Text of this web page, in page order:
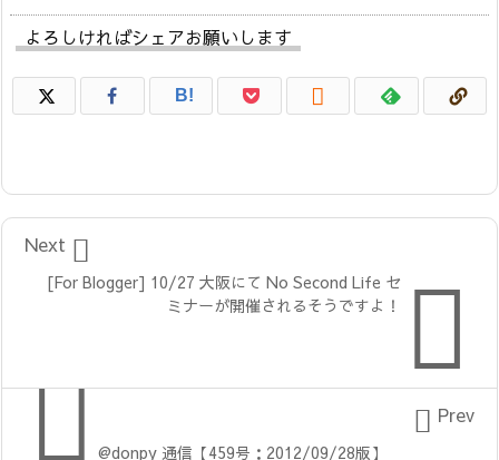
よろしければシェアお願いします
B! 

[For Blogger] 10/27 大阪にて No Second Life セ
ミナーが開催されるそうですよ！

Next
@donpy 通信【459号：2012/09/28版】
 Prev